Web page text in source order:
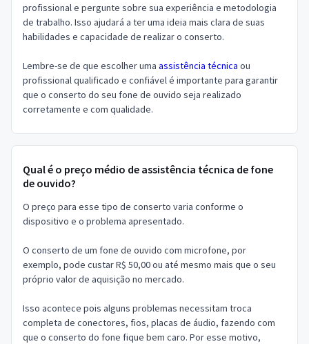
profissional e pergunte sobre sua experiência e metodologia
de trabalho. Isso ajudará a ter uma ideia mais clara de suas
habilidades e capacidade de realizar o conserto.
Lembre-se de que escolher uma assistência técnica ou
profissional qualificado e confiável é importante para garantir
que o conserto do seu fone de ouvido seja realizado
corretamente e com qualidade.
Qual é o preço médio de assistência técnica de fone
de ouvido?
O preço para esse tipo de conserto varia conforme o
dispositivo e o problema apresentado.
O conserto de um fone de ouvido com microfone, por
exemplo, pode custar R$ 50,00 ou até mesmo mais que o seu
próprio valor de aquisição no mercado.
Isso acontece pois alguns problemas necessitam troca
completa de conectores, fios, placas de áudio, fazendo com
que o conserto do fone fique bem caro. Por esse motivo,